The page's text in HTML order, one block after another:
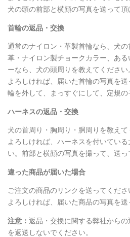
犬の頭の前部と横顔の写真を送って頂
首輪の返品・交換
通常のナイロン・革製首輪なら、犬の
革・ナイロン製チョークカラー、あ
ーなら、犬の頭周りを教えてください
よろしければ、届いた首輪の写真を
輪を外して、まっすぐにして、定規の
ハーネスの返品・交換
犬の首周り・胸周り・胴周りを教えて
よろしければ、ハーネスを付いてい
い。前部と横顔の写真を撮って、送
違った商品が届いた場合
ご注文の商品のリンクを送ってくださ
よろしければ、届いた商品の写真を送
注意： 返品・交換に関する弊社から
を返送しないでください。